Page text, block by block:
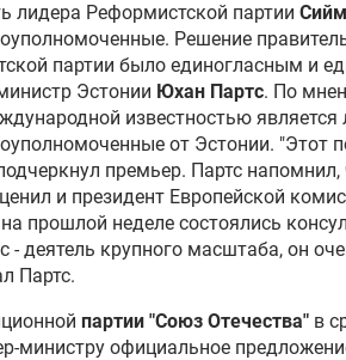
лидера Реформистской партии
Решение
партии было единогласным и
Эстонии Юхан Партс. По
известностью
от Эстонии. "Этот
премьер. Партс
и президент Европейской
прошлой неделе состоялись
- деятель крупного масштаба, он
Партс.
партии "Союз Отечества" в
министру официальное